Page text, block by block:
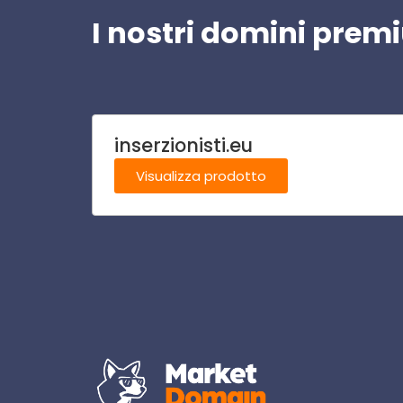
I nostri domini
inserzionisti.eu
Visualizza prodotto